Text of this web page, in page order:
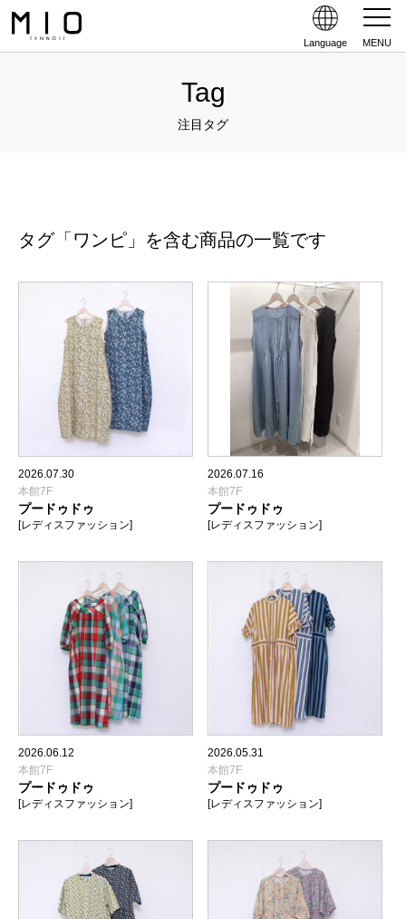
Language MENU
Tag
注目タグ
タグ「ワンピ」を含む商品の一覧です
2026.07.30
本館7F
プードゥドゥ
[レディスファッション]
2026.07.16
本館7F
プードゥドゥ
[レディスファッション]
2026.06.12
本館7F
プードゥドゥ
[レディスファッション]
2026.05.31
本館7F
プードゥドゥ
[レディスファッション]